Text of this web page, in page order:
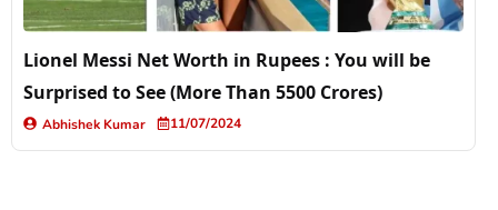
Lionel Messi Net Worth in Rupees : You will be
Surprised to See (More Than 5500 Crores)
Abhishek Kumar 11/07/2024